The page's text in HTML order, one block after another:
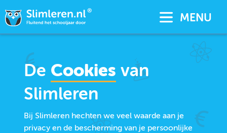
MENU
De Cookies van
Slimleren
Bij Slimleren hechten we veel waarde aan je
privacy en de bescherming van je persoonlijke